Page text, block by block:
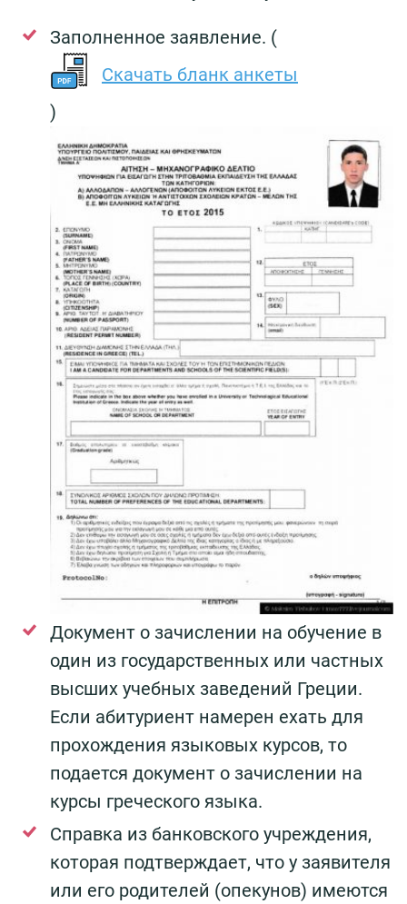
Заполненное заявление. (
Скачать бланк анкеты
)
Документ о зачислении на обучение в
один из государственных или частных
высших учебных заведений Греции.
Если абитуриент намерен ехать для
прохождения языковых курсов, то
подается документ о зачислении на
курсы греческого языка.
Справка из банковского учреждения,
которая подтверждает, что у заявителя
или его родителей (опекунов) имеются